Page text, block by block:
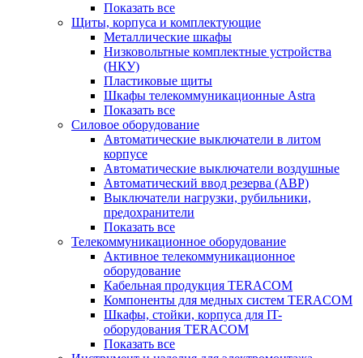
Показать все
Щиты, корпуса и комплектующие
Металлические шкафы
Низковольтные комплектные устройства
(НКУ)
Пластиковые щиты
Шкафы телекоммуникационные Astra
Показать все
Силовое оборудование
Автоматические выключатели в литом
корпусе
Автоматические выключатели воздушные
Автоматический ввод резерва (АВР)
Выключатели нагрузки, рубильники,
предохранители
Показать все
Телекоммуникационное оборудование
Активное телекоммуникационное
оборудование
Кабельная продукция TERACOM
Компоненты для медных систем TERACOM
Шкафы, стойки, корпуса для IT-
оборудования TERACOM
Показать все